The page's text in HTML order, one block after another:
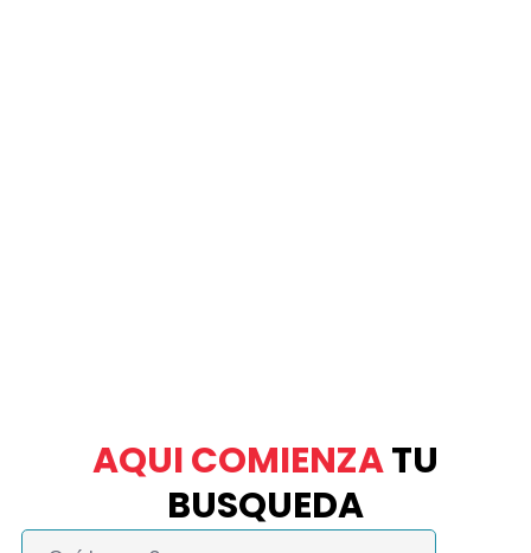
AQUI COMIENZATU
BUSQUEDA
Buscar: